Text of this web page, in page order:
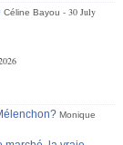
Céline Bayou
30 July
Monique